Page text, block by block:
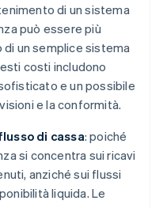
di un sistema
può essere più
un semplice sistema
costi includono
e un possibile
e la conformità.
di cassa: poiché
si concentra sui ricavi
anziché sui flussi
liquida. Le